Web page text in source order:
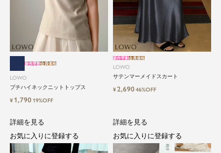
LOWO
プチハイネックニットトップス
新作早割会員価格
¥ 1,790 19%OFF
LOWO
サテンマーメイドスカート
新作早割会員価格
¥2,69046%OFF
詳細を見る
お気に入りに登録する
詳細を見る
お気に入りに登録する